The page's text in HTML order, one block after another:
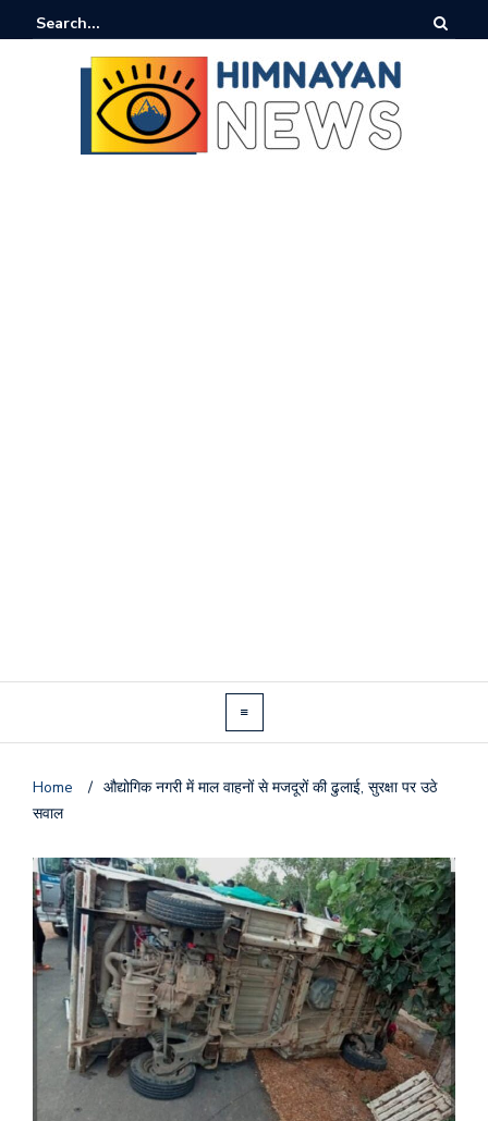
Home / औद्योगिक नगरी में माल वाहनों से मजदूरों की ढुलाई, सुरक्षा पर उठे
सवाल